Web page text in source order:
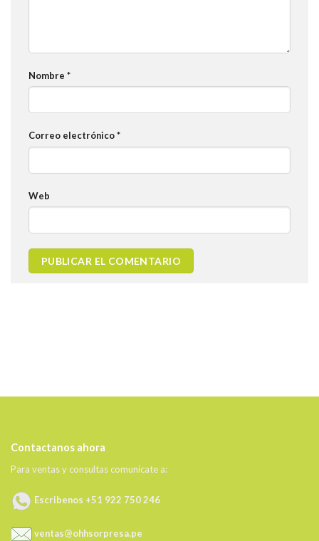
Nombre *
Correo electrónico*
Web
Contactanos ahora
Para ventas y consultas comunícate a:
Escribenos +51 922 750 246
ventas@ohhsorpresa.pe